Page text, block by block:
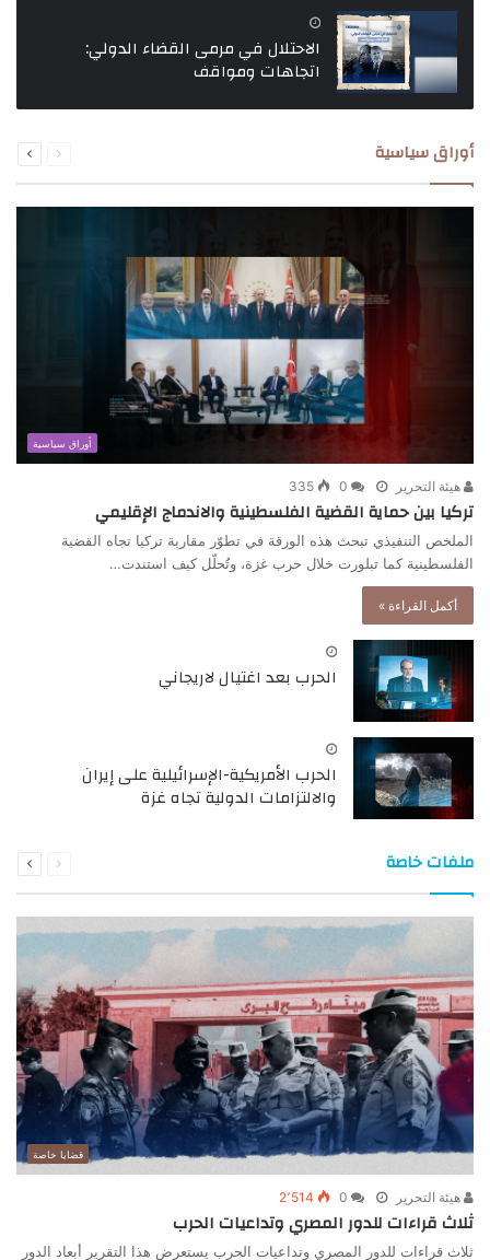
الاحتلال في مرمى القضاء الدولي:
اتجاهات ومواقف
أوراق سياسية
الصفحة
أوراق سياسية
هيئة التحرير 0
335
تركيا بين حماية القضية الفلسطينية والاندماج الإقليمي
الملخص التنفيذي تبحث هذه الورقة في تطوّر مقاربة تركيا تجاه القضية
الفلسطينية كما تبلورت خلال حرب غزة، وتُحلّل كيف استندت…
أكمل القراءة »
الحرب بعد اغتيال لاريجاني
الحرب الأمريكية-الإسرائيلية على إيران
والالتزامات الدولية تجاه غزة
ملفات خاصة
الصفحة
قضايا خاصة
هيئة التحرير 0 2٬514
ثلاث قراءات للدور المصري وتداعيات الحرب
ثلاث قراءات للدور المصري وتداعيات الحرب يستعرض هذا التقرير أبعاد الدور